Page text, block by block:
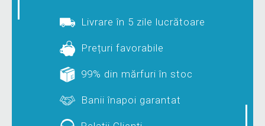
Livrare în 5 zile lucrătoare
Prețuri favorabile
99% din mărfuri în stoc
Banii înapoi garantat